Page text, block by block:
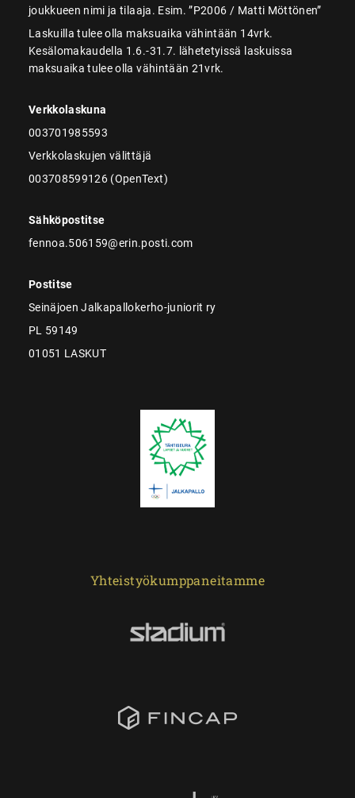
joukkueen nimi ja tilaaja. Esim. ”P2006 / Matti Möttönen”
Laskuilla tulee olla maksuaika vähintään 14vrk.
Kesälomakaudella 1.6.-31.7. lähetetyissä laskuissa
maksuaika tulee olla vähintään 21vrk.
Verkkolaskuna
003701985593
Verkkolaskujen välittäjä
003708599126 (OpenText)
Sähköpostitse
fennoa.506159@erin.posti.com
Postitse
Seinäjoen Jalkapallokerho-juniorit ry
PL 59149
01051 LASKUT
Yhteistyökumppaneitamme